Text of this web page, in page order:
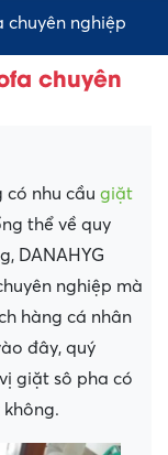
nghiệp
chuyên
có nhu cầu giặt
thể về quy
DANAHYG
nghiệp mà
hàng cá nhân
đây, quý
giặt sô pha có